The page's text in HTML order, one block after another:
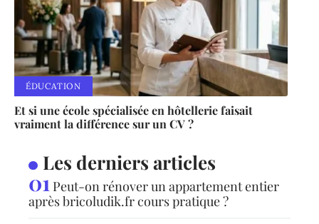
ÉDUCATION
Et si une école spécialisée en hôtellerie faisait
vraiment la différence sur un CV ?
Les derniers articles
Peut-on rénover un appartement entier
après bricoludik.fr cours pratique ?